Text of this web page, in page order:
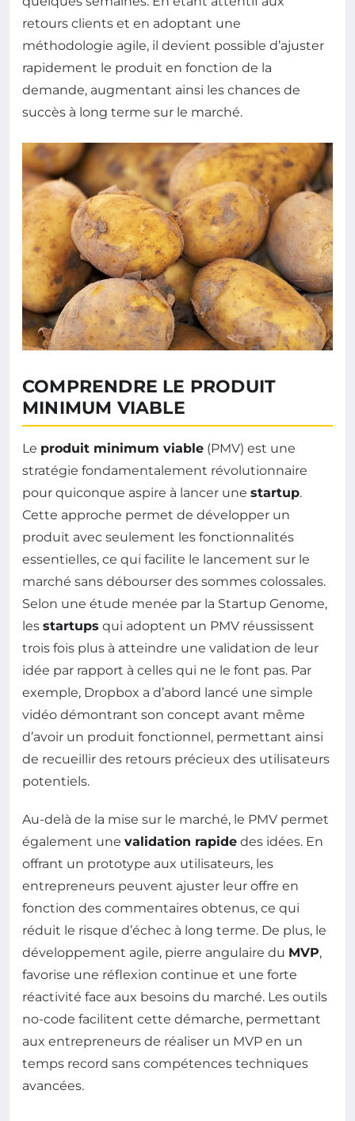
retours clients et en adoptant une
méthodologie agile, il devient possible d’ajuster
rapidement le produit en fonction de la
demande, augmentant ainsi les chances de
succès à long terme sur le marché.
COMPRENDRE LE PRODUIT
MINIMUM VIABLE
Le produit minimum viable (PMV) est une
stratégie fondamentalement révolutionnaire
pour quiconque aspire à lancer une startup.
Cette approche permet de développer un
produit avec seulement les fonctionnalités
essentielles, ce qui facilite le lancement sur le
marché sans débourser des sommes colossales.
Selon une étude menée par la Startup Genome,
les startups qui adoptent un PMV réussissent
trois fois plus à atteindre une validation de leur
idée par rapport à celles qui ne le font pas. Par
exemple, Dropbox a d’abord lancé une simple
vidéo démontrant son concept avant même
d’avoir un produit fonctionnel, permettant ainsi
de recueillir des retours précieux des utilisateurs
potentiels.
Au-delà de la mise sur le marché, le PMV permet
également une validation rapide des idées. En
offrant un prototype aux utilisateurs, les
entrepreneurs peuvent ajuster leur offre en
fonction des commentaires obtenus, ce qui
réduit le risque d’échec à long terme. De plus, le
développement agile, pierre angulaire du MVP,
favorise une réflexion continue et une forte
réactivité face aux besoins du marché. Les outils
no-code facilitent cette démarche, permettant
aux entrepreneurs de réaliser un MVP en un
temps record sans compétences techniques
avancées.